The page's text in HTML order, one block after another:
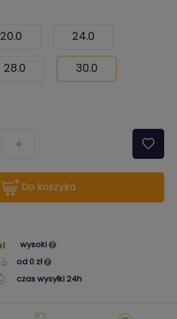
20.0 24.0
28.0 30.0
do koszyka
wysoki
od 0 zł
czas wysyłki 24h